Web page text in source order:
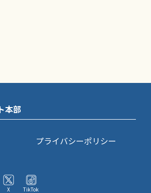
本部
プライバシーポリシー
X TikTok